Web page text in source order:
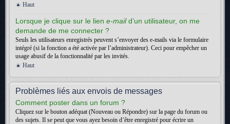
Haut
Lorsque je clique sur le lien e-maild’un utilisateur, on me
demande de me connecter ?
Seuls les utilisateurs enregistrés peuvent s’envoyer des e-mails via le formulaire
intégré (si la fonction a été activée par l’administrateur). Ceci pour empêcher un
usage abusif de la fonctionnalité par les invités.
Haut
Problèmes liés aux envois de messages
Comment poster dans un forum ?
Cliquez sur le bouton adéquat (Nouveau ou Répondre) sur la page du forum ou
des sujets. Il se peut que vous ayez besoin d’être enregistré pour écrire un